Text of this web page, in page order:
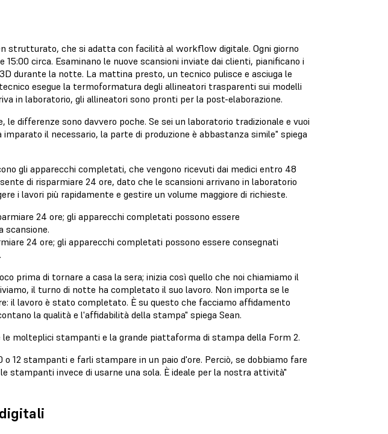
strutturato, che si adatta con facilità al workflow digitale. Ogni giorno
circa. Esaminano le nuove scansioni inviate dai clienti, pianificano i
durante la notte. La mattina presto, un tecnico pulisce e asciuga le
esegue la termoformatura degli allineatori trasparenti sui modelli
in laboratorio, gli allineatori sono pronti per la post-elaborazione.
le differenze sono davvero poche. Se sei un laboratorio tradizionale e vuoi
il necessario, la parte di produzione è abbastanza simile" spiega
gli apparecchi completati, che vengono ricevuti dai medici entro 48
di risparmiare 24 ore, dato che le scansioni arrivano in laboratorio
i lavori più rapidamente e gestire un volume maggiore di richieste.
24 ore; gli apparecchi completati possono essere consegnati
prima di tornare a casa la sera; inizia così quello che noi chiamiamo il
il turno di notte ha completato il suo lavoro. Non importa se le
il lavoro è stato completato. È su questo che facciamo affidamento
la qualità e l'affidabilità della stampa" spiega Sean.
molteplici stampanti e la grande piattaforma di stampa della Form 2.
o 12 stampanti e farli stampare in un paio d'ore. Perciò, se dobbiamo fare
stampanti invece di usarne una sola. È ideale per la nostra attività"